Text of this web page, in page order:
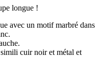
longue !
avec un motif marbré dans
cuir noir et métal et